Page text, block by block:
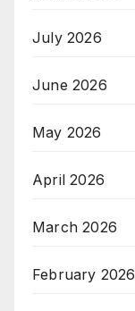
July 2026
June 2026
May 2026
April 2026
March 2026
February 2026